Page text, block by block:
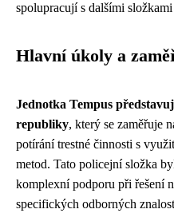
spolupracují s dalšími
Hlavní úkoly a
Jednotka Tempus
republiky, který se zaměřuje
potírání trestné činnosti s
metod. Tato policejní složka
komplexní podporu při řešení
specifických odborných